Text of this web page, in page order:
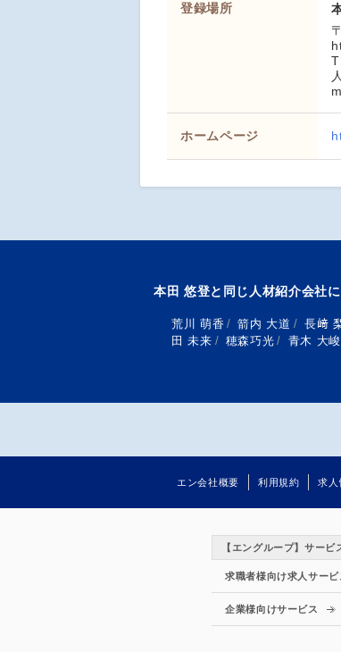
登録場所
ホームページ
本田 悠登と同じ人材紹介会社
荒川 萌香 / 箭内 大道 / 長﨑
田 未来 / 穂森巧光 / 青木 大峻
エン会社概要 利用規約 求人
【エングループ】サービ
求職者様向け求人サービ
企業様向けサービス